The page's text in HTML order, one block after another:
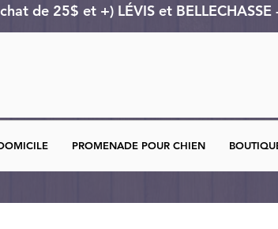
de 25$ et +) LÉVIS et
PROMENADE POUR CHIEN